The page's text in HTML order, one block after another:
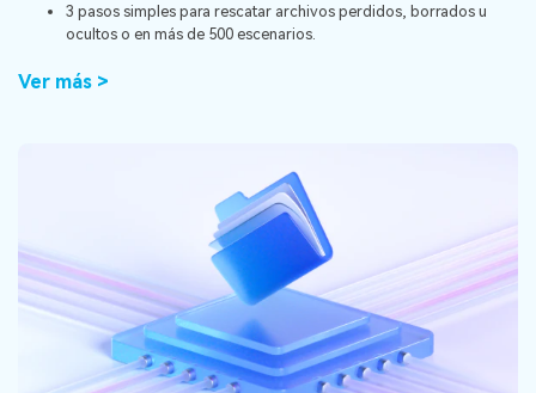
Soporte
Recoverit para Mac
Recoverit Gratis
Recupera datos perdidos/eliminados gratis
Pruébalo Gratis
Soluciones de Recuperación Exclusivas Nuevo
Recuperar Documentos
VER TODAS LAS FUNCIONES
Experto en Recuperación de Datos
Historias de Clientes
3 pasos simples para rescatar archivos perdidos, borrados u
ocultos o en más de 500 escenarios.
Ver más >